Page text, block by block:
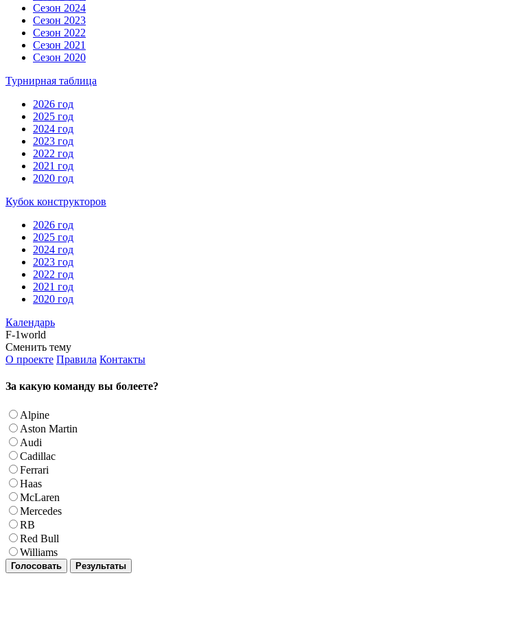
Сезон 2024
Сезон 2023
Сезон 2022
Сезон 2021
Сезон 2020
Турнирная таблица
2026 год
2025 год
2024 год
2023 год
2022 год
2021 год
2020 год
Кубок конструкторов
2026 год
2025 год
2024 год
2023 год
2022 год
2021 год
2020 год
Календарь
F-1world
Сменить тему
О проекте Правила Контакты
За какую команду вы болеете?
Alpine
Aston Martin
Audi
Cadillac
Ferrari
Haas
McLaren
Mercedes
RB
Red Bull
Williams
Голосовать Результаты